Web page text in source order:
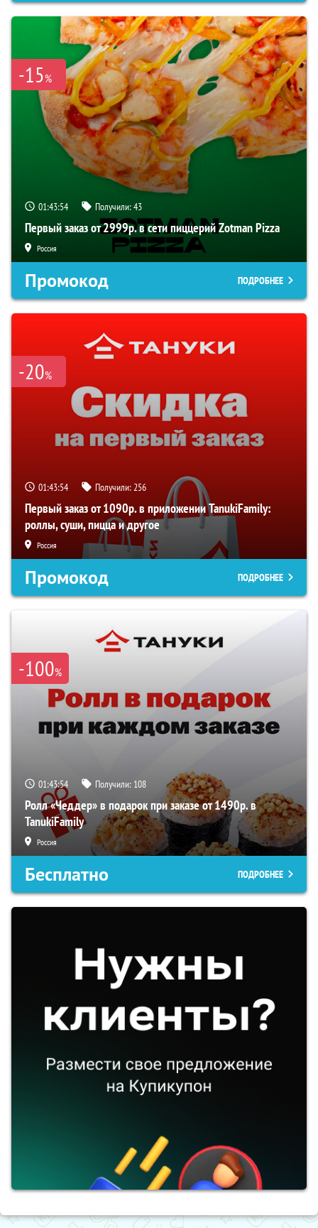
-15%
01:43:53 Получили:43
Первый заказ от 2999р. в сети пиццерий Zotman Pizza
Россия
Промокод ПОДРОБНЕЕ
-20%
01:43:53 Получили:256
Первый заказ от 1090р. в приложении TanukiFamily:
роллы, суши, пицца и другое
Россия
Промокод ПОДРОБНЕЕ
-100%
01:43:53 Получили: 108
Ролл «Чеддер» в подарок при заказе от 1490р. в
TanukiFamily
Россия
Бесплатно ПОДРОБНЕЕ